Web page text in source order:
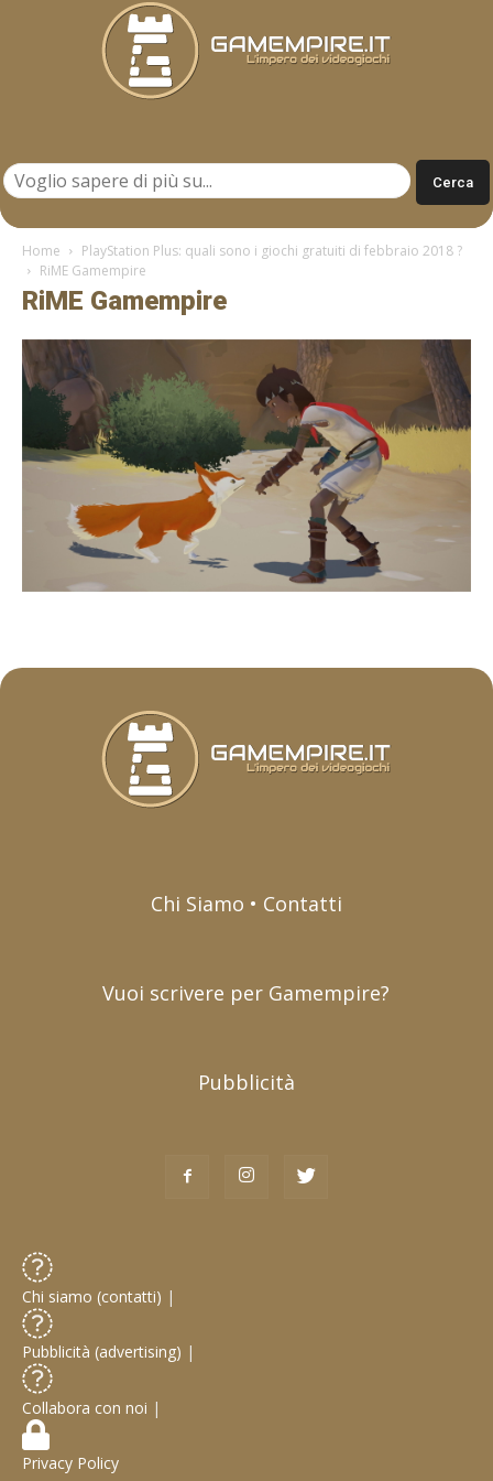
Home
PlayStation Plus: quali sono i giochi gratuiti di febbraio 2018 ?
RiME Gamempire
RiME Gamempire
Chi Siamo • Contatti
Vuoi scrivere per Gamempire?
Pubblicità
Chi siamo (contatti) |
Pubblicità (advertising) |
Collabora con noi |
Privacy Policy